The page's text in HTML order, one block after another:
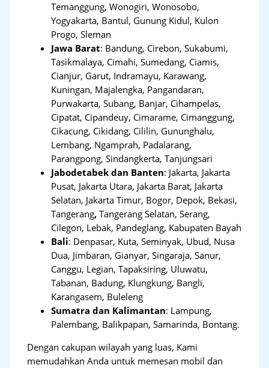
Temanggung, Wonogiri, Wonosobo,
Yogyakarta, Bantul, Gunung Kidul, Kulon
Progo, Sleman
Jawa Barat: Bandung, Cirebon, Sukabumi,
Tasikmalaya, Cimahi, Sumedang, Ciamis,
Cianjur, Garut, Indramayu, Karawang,
Kuningan, Majalengka, Pangandaran,
Purwakarta, Subang, Banjar, Cihampelas,
Cipatat, Cipandeuy, Cimarame, Cimanggung,
Cikacung, Cikidang, Cililin, Gununghalu,
Lembang, Ngamprah, Padalarang,
Parangpong, Sindangkerta, Tanjungsari
Jabodetabek dan Banten: Jakarta, Jakarta
Pusat, Jakarta Utara, Jakarta Barat, Jakarta
Selatan, Jakarta Timur, Bogor, Depok, Bekasi,
Tangerang,Tangerang Selatan, Serang,
Cilegon, Lebak, Pandeglang, Kabupaten Bayah
Bali: Denpasar, Kuta, Seminyak, Ubud, Nusa
Dua, Jimbaran, Gianyar, Singaraja, Sanur,
Canggu, Legian, Tapaksiring, Uluwatu,
Tabanan, Badung, Klungkung, Bangli,
Karangasem, Buleleng
Sumatra dan Kalimantan: Lampung,
Palembang, Balikpapan, Samarinda, Bontang.
Dengan cakupan wilayah yang luas, Kami
memudahkan Anda untuk memesan mobil dan